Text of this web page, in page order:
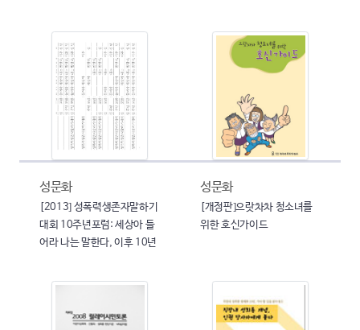
성문화
[2013] 성폭력생존자말하기
대회 10주년포럼: 세상아 들
어라 나는 말한다, 이후 10년
성문화
[개정판]으랏차차 청소녀를
위한 호신가이드